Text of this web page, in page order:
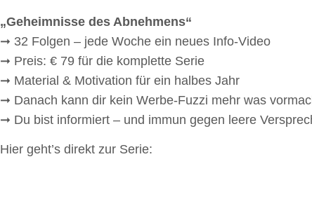
„Geheimnisse des Abnehmens“
➞ 32 Folgen – jede Woche ein neues Info-Video
➞ Preis: € 79 für die komplette Serie
➞ Material & Motivation für ein halbes Jahr
➞ Danach kann dir kein Werbe-Fuzzi mehr was
➞ Du bist informiert – und immun gegen leere
Hier geht’s direkt zur Serie: